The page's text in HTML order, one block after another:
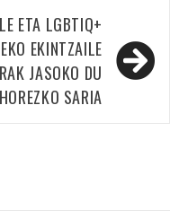
ETA LGBTIQ+
EKINTZAILE
JASOKO DU
SARIA